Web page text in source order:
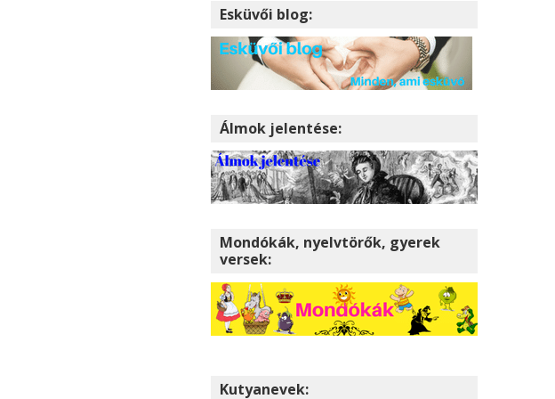
Esküvői blog:
Álmok jelentése:
Mondókák, nyelvtörők, gyerek
versek:
Kutyanevek: